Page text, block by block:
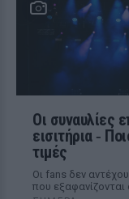
Οι συναυλίες
εισιτήρια ‑
τιμές
Οι fans δεν
που εξαφανίζονται